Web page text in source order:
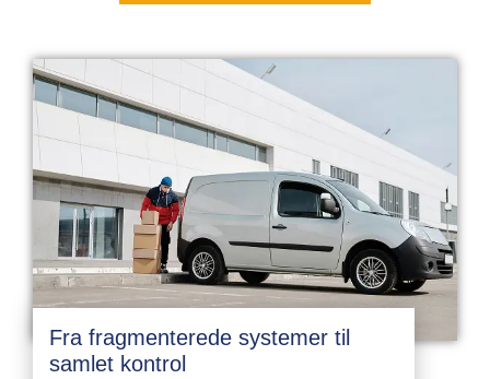
Fra fragmenterede systemer til
samlet kontrol